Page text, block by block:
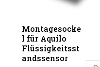
Montagesocke
l für Aquilo
Flüssigkeitsst
andssensor